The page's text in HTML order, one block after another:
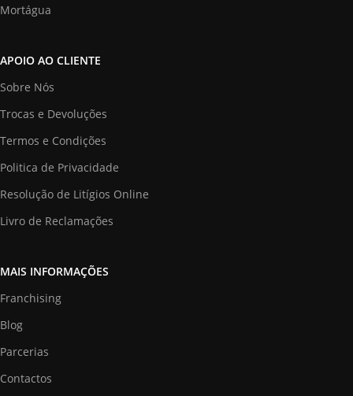
Mortágua
APOIO AO CLIENTE
Sobre Nós
Trocas e Devoluções
Termos e Condições
Politica de Privacidade
Resolução de Litígios Online
Livro de Reclamações
MAIS INFORMAÇÕES
Franchising
Blog
Parcerias
Contactos